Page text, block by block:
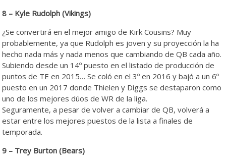
8 – Kyle Rudolph (Vikings)
¿Se convertirá en el mejor amigo de Kirk Cousins? Muy
probablemente, ya que Rudolph es joven y su proyección la ha
hecho nada más y nada menos que cambiando de QB cada año.
Subiendo desde un 14º puesto en el listado de producción de
puntos de TE en 2015… Se coló en el 3º en 2016 y bajó a un 6º
puesto en un 2017 donde Thielen y Diggs se destaparon como
uno de los mejores dúos de WR de la liga.
Seguramente, a pesar de volver a cambiar de QB, volverá a
estar entre los mejores puestos de la lista a finales de
temporada.
9 – Trey Burton (Bears)